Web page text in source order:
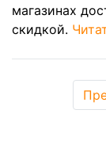
магазинах
скидкой.